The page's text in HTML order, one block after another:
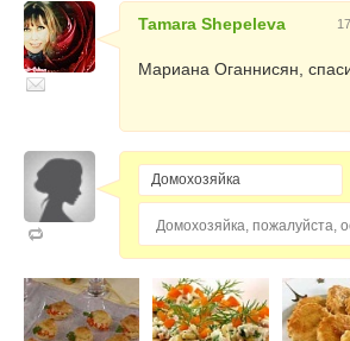
Tamara Shepeleva
Мариана Оганнисян,